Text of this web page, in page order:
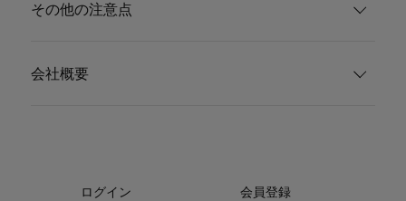
その他の注意点
会社概要
ログイン 会員登録